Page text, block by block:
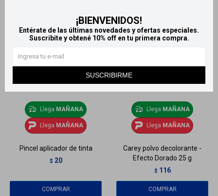
¡BIENVENIDOS!
Entérate de las últimas novedades y ofertas especiales.
Suscribite y obtené 10% off en tu primera compra.
SUSCRIBIRME
Llega MAÑANA
Llega MAÑANA
Pincel aplicador de tinta
$ 20
Llega MAÑANA
Llega MAÑANA
Carey polvo decolorante -
Efecto Dorado 25 g
$ 116